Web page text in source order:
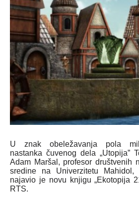
U znak obeležavanja pola
nastanka čuvenog dela „Utopija”
Adam Maršal, profesor društvenih
sredine na Univerzitetu Mahidol,
najavio je novu knjigu „Ekotopija
RTS.